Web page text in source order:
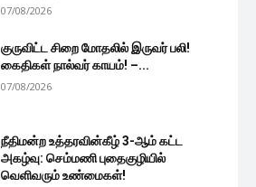
07/08/2026
குருவிட்ட சிறை மோதலில் இருவர் பலி!
கைதிகள் நால்வர் காயம்! –...
07/08/2026
நீதிமன்ற உத்தரவின்கீழ் 3-ஆம் கட்ட
அகழ்வு: செம்மணி புதைகுழியில்
வெளிவரும் உண்மைகள்!